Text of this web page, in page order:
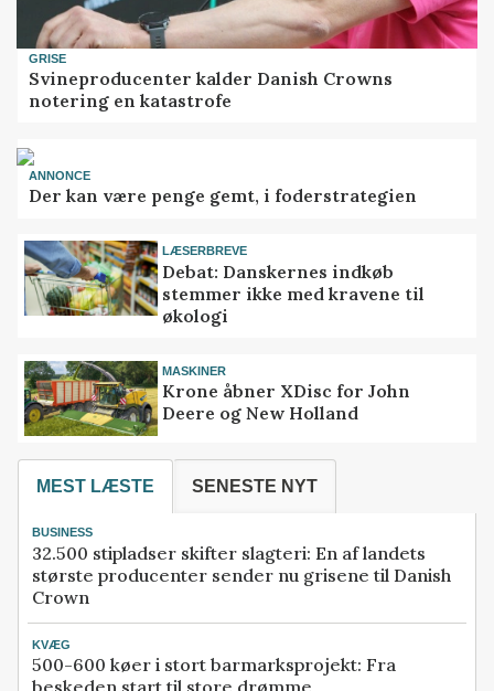
GRISE
Svineproducenter kalder Danish Crowns
notering en katastrofe
ANNONCE
Der kan være penge gemt, i foderstrategien
LÆSERBREVE
Debat: Danskernes indkøb
stemmer ikke med kravene til
økologi
MASKINER
Krone åbner XDisc for John
Deere og New Holland
MEST LÆSTE SENESTE NYT
BUSINESS
32.500 stipladser skifter slagteri: En af landets
største producenter sender nu grisene til Danish
Crown
KVÆG
500-600 køer i stort barmarksprojekt: Fra